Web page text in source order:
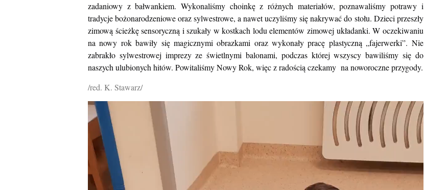
zadaniowy z bałwankiem. Wykonaliśmy choinkę z różnych materiałów, poznawaliśmy potrawy i
tradycje bożonarodzeniowe oraz sylwestrowe, a nawet uczyliśmy się nakrywać do stołu. Dzieci przeszły
zimową ścieżkę sensoryczną i szukały w kostkach lodu elementów zimowej układanki. W oczekiwaniu
na nowy rok bawiły się magicznymi obrazkami oraz wykonały pracę plastyczną „fajerwerki”. Nie
zabrakło sylwestrowej imprezy ze świetlnymi balonami, podczas której wszyscy bawiliśmy się do
naszych ulubionych hitów. Powitaliśmy Nowy Rok, więc z radością czekamy na noworoczne przygody.
/red. K. Stawarz/
Odtwarzacz
video